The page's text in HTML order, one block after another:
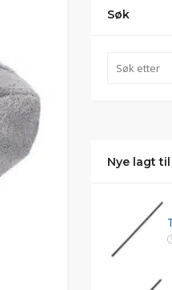
Søk
Nye lagt til